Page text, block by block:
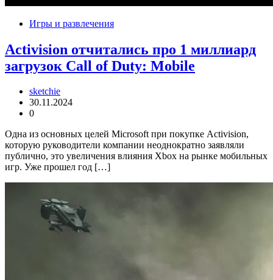
Игры и развлечения
Activision отчитались про 1 миллиард
загрузок Call of Duty: Mobile
sketchie
30.11.2024
0
Одна из основных целей Microsoft при покупке Activision,
которую руководители компании неоднократно заявляли
публично, это увеличения влияния Xbox на рынке мобильных
игр. Уже прошел год […]